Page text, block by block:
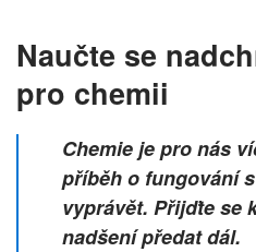
Naučte se
pro chemii
Chemie je pro nás
příběh o fungování
vyprávět. Přijďte se
nadšení předat dál.